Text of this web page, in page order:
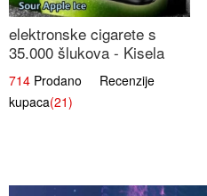
elektronske cigarete s
35.000 šlukova - Kisela
Jabuka Led | Osježavajući
Kiselo-Slatki Okus
714 Prodano Recenzije
kupaca(21)